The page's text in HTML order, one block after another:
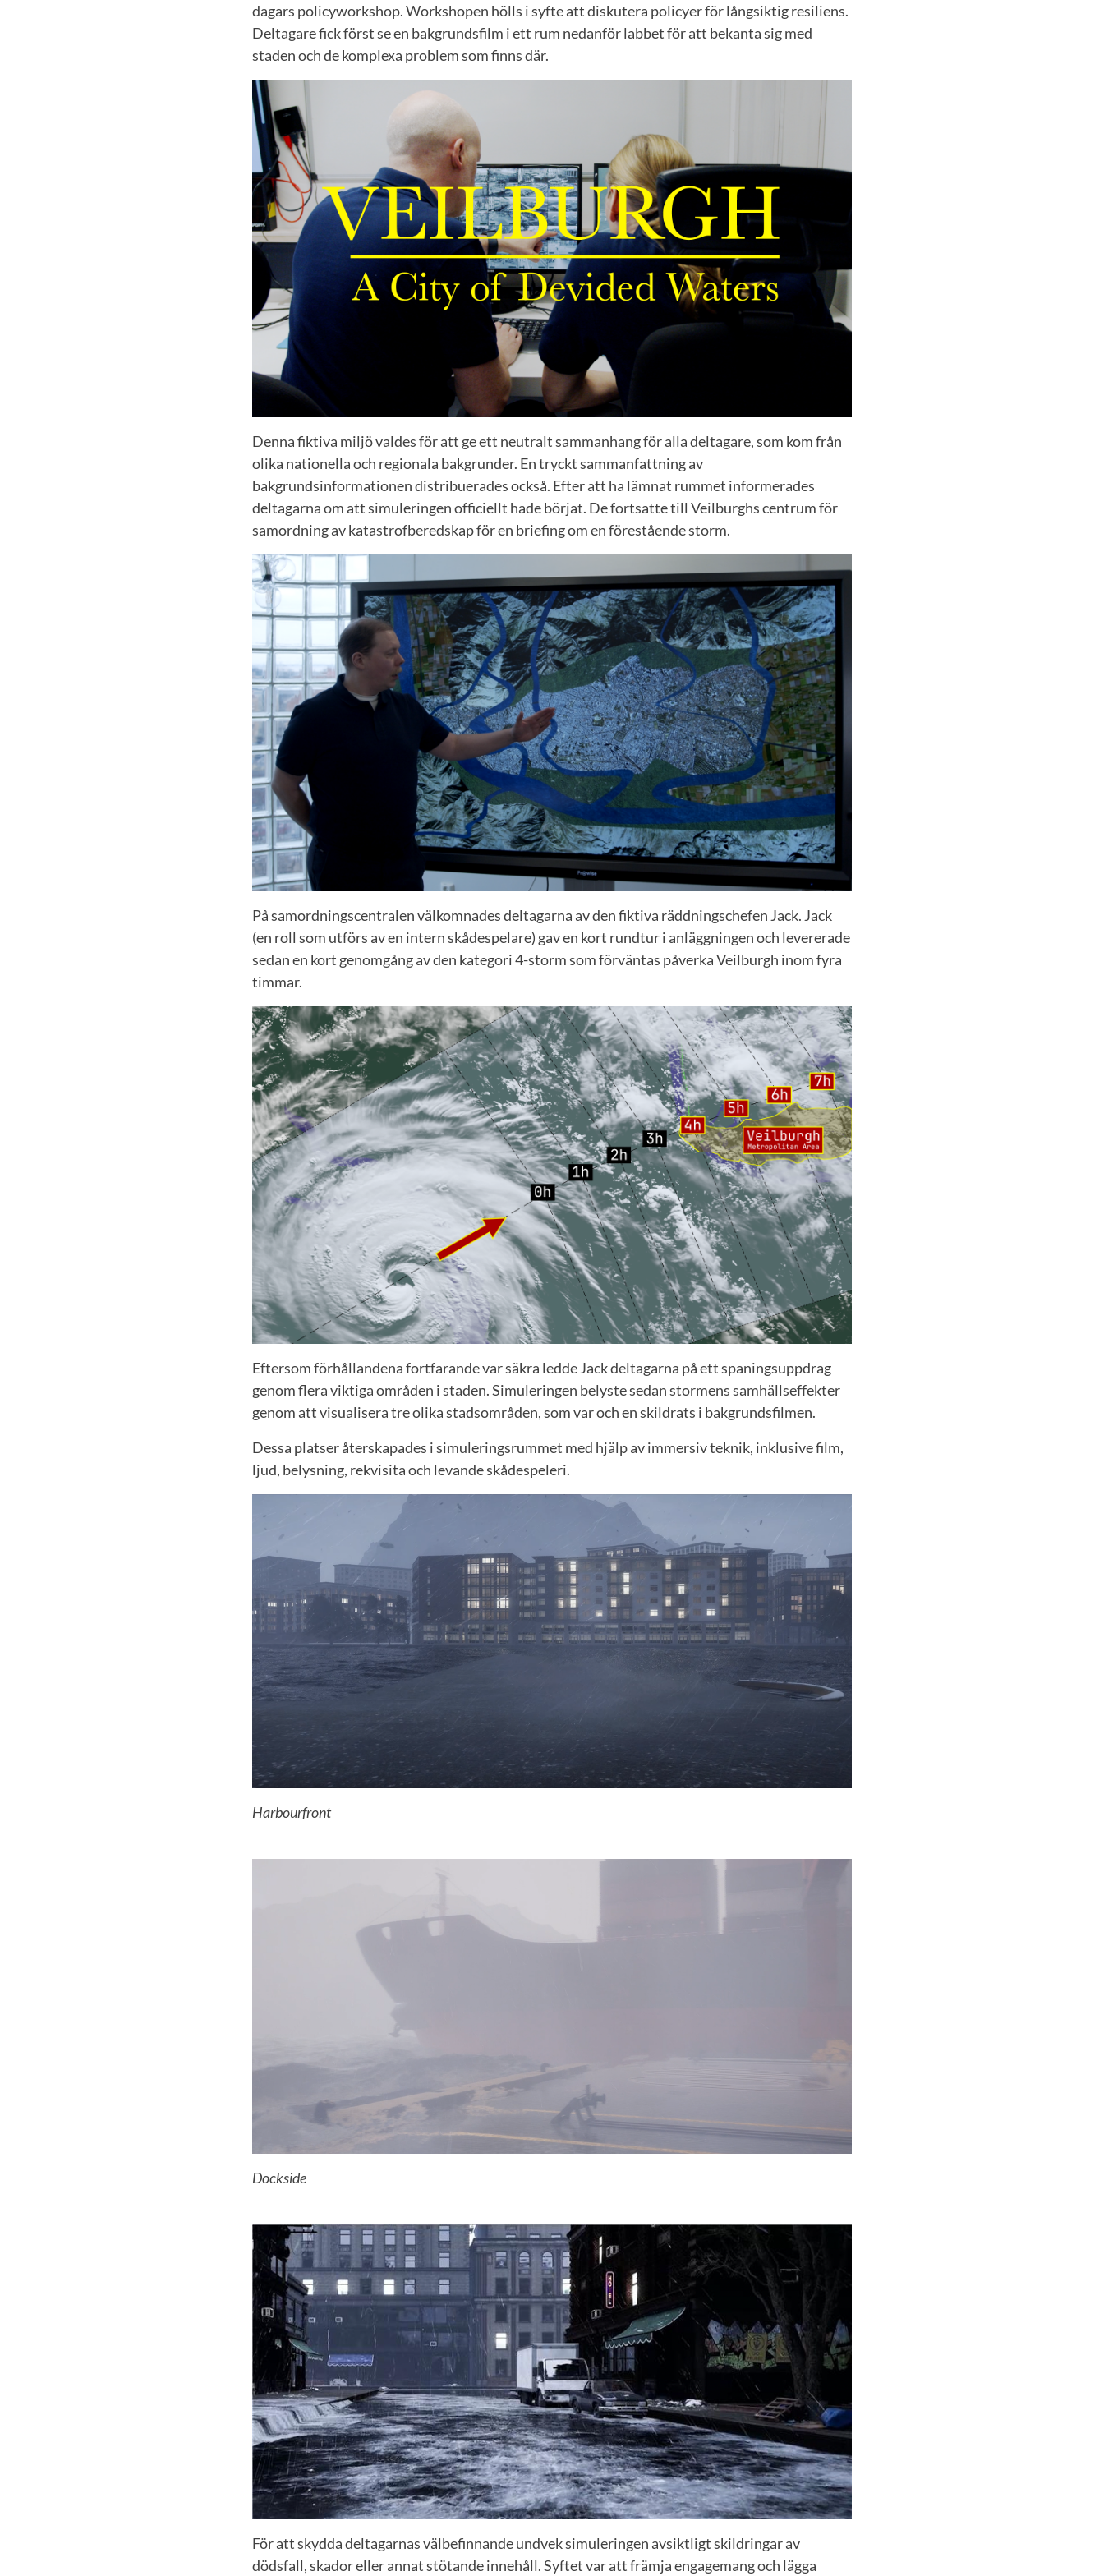
dagars policyworkshop. Workshopen hölls i syfte att diskutera policyer för långsiktig resiliens.
Deltagare fick först se en bakgrundsfilm i ett rum nedanför labbet för att bekanta sig med
staden och de komplexa problem som finns där.
Denna fiktiva miljö valdes för att ge ett neutralt sammanhang för alla deltagare, som kom från
olika nationella och regionala bakgrunder. En tryckt sammanfattning av
bakgrundsinformationen distribuerades också. Efter att ha lämnat rummet informerades
deltagarna om att simuleringen officiellt hade börjat. De fortsatte till Veilburghs centrum för
samordning av katastrofberedskap för en briefing om en förestående storm.
På samordningscentralen välkomnades deltagarna av den fiktiva räddningschefen Jack. Jack
(en roll som utförs av en intern skådespelare) gav en kort rundtur i anläggningen och levererade
sedan en kort genomgång av den kategori 4-storm som förväntas påverka Veilburgh inom fyra
timmar.
Eftersom förhållandena fortfarande var säkra ledde Jack deltagarna på ett spaningsuppdrag
genom flera viktiga områden i staden. Simuleringen belyste sedan stormens samhällseffekter
genom att visualisera tre olika stadsområden, som var och en skildrats i bakgrundsfilmen.
Dessa platser återskapades i simuleringsrummet med hjälp av immersiv teknik, inklusive film,
ljud, belysning, rekvisita och levande skådespeleri.
Harbourfront
Dockside
För att skydda deltagarnas välbefinnande undvek simuleringen avsiktligt skildringar av
dödsfall, skador eller annat stötande innehåll. Syftet var att främja engagemang och lägga